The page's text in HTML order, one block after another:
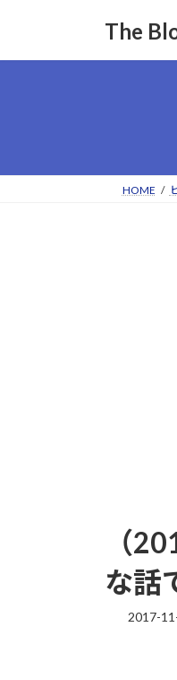
The
HOME
（
な話
2017-